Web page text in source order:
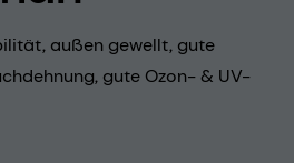
außen gewellt, gute
gute Ozon- & UV-